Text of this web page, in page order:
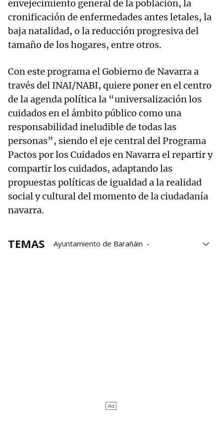
envejecimiento general de la población, la
cronificación de enfermedades antes letales, la
baja natalidad, o la reducción progresiva del
tamaño de los hogares, entre otros.
Con este programa el Gobierno de Navarra a
través del INAI/NABI, quiere poner en el centro
de la agenda política la “universalización los
cuidados en el ámbito público como una
responsabilidad ineludible de todas las
personas”, siendo el eje central del Programa
Pactos por los Cuidados en Navarra el repartir y
compartir los cuidados, adaptando las
propuestas políticas de igualdad a la realidad
social y cultural del momento de la ciudadanía
navarra.
TEMAS
Ayuntamiento de Barañáin